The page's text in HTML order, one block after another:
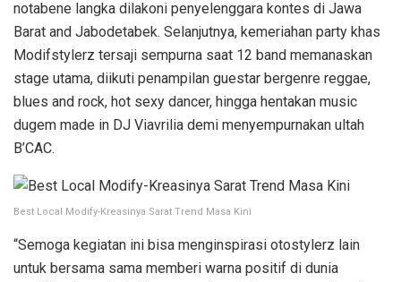
notabene langka dilakoni penyelenggara kontes di Jawa
Barat and Jabodetabek. Selanjutnya, kemeriahan party khas
Modifstylerz tersaji sempurna saat 12 band memanaskan
stage utama, diikuti penampilan guestar bergenre reggae,
blues and rock, hot sexy dancer, hingga hentakan music
dugem made in DJ Viavrilia demi menyempurnakan ultah
B’CAC.
Best Local Modify-Kreasinya Sarat Trend Masa Kini
“Semoga kegiatan ini bisa menginspirasi otostylerz lain
untuk bersama sama memberi warna positif di dunia